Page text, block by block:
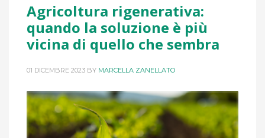
Agricoltura rigenerativa:
quando la soluzione è più
vicina di quello che sembra
01 DICEMBRE 2023 BY MARCELLA ZANELLATO